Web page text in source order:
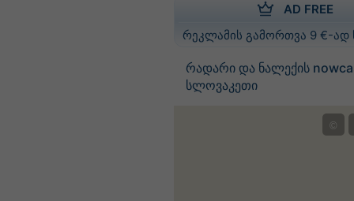
AD FREE
რეკლამის გამორთვა 9 €-ად
რადარი და ნალექის
სლოვაკეთი
©